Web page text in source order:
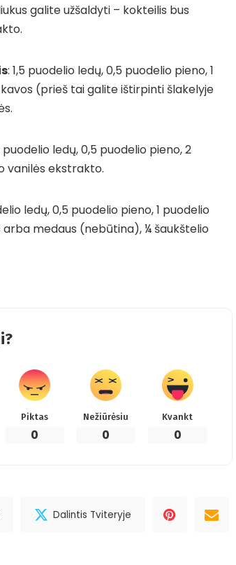
galite užšaldyti – kokteilis bus
: 1,5 puodelio ledų, 0,5 puodelio pieno, 1
(prieš tai galite ištirpinti šlakelyje
puodelio ledų, 0,5 puodelio pieno, 2
vanilės ekstrakto.
ledų, 0,5 puodelio pieno, 1 puodelio
arba medaus (nebūtina), ¼ šaukštelio
Piktas
0
Nežiūrėsiu
0
Kvankt
0
Dalintis Tviteryje